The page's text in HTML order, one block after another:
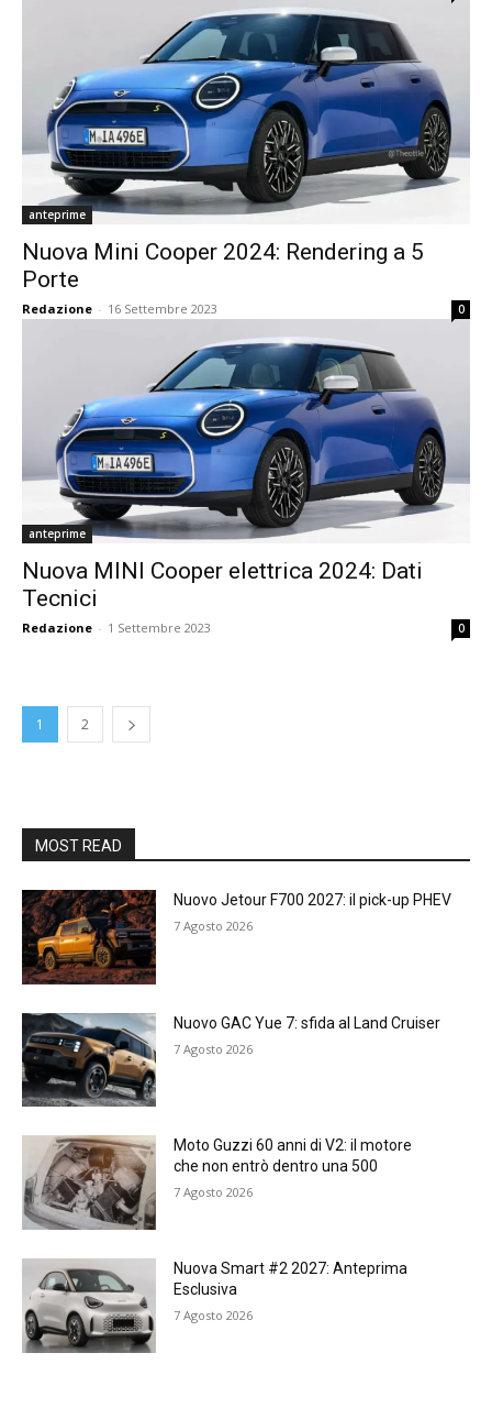
anteprime
Nuova Mini Cooper 2024: Rendering a 5
Porte
Redazione - 16 Settembre 2023 0
anteprime
Nuova MINI Cooper elettrica 2024: Dati
Tecnici
Redazione - 1 Settembre 2023 0
1 2
MOST READ
Nuovo Jetour F700 2027: il pick-up PHEV
7 Agosto 2026
Nuovo GAC Yue 7: sfida al Land Cruiser
7 Agosto 2026
Moto Guzzi 60 anni di V2: il motore
che non entrò dentro una 500
7 Agosto 2026
Nuova Smart #2 2027: Anteprima
Esclusiva
7 Agosto 2026